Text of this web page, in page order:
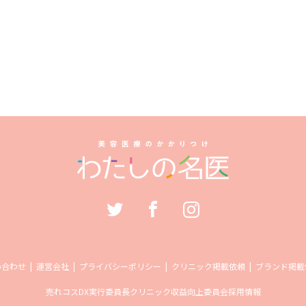
わせ 運営会社 プライバシーポリシー クリニック掲載依頼 ブランド掲
売れコスDX実行委員長クリニック収益向上委員会採用情報